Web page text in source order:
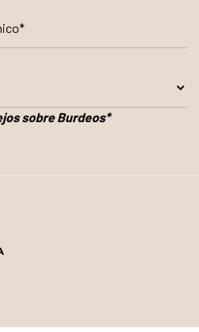
sobre Burdeos*